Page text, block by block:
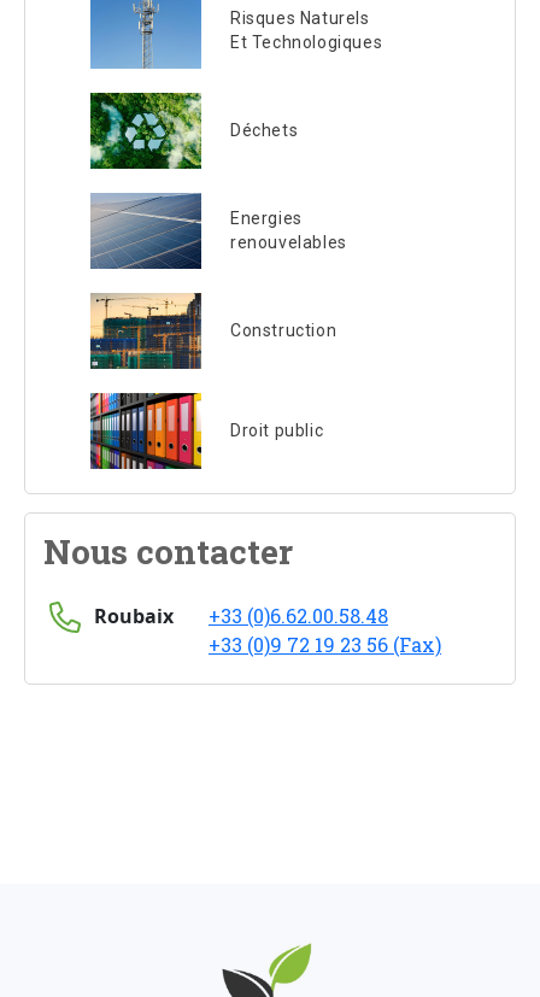
Risques Naturels
Et Technologiques
Déchets
Energies
renouvelables
Construction
Droit public
Nous contacter
Roubaix
+33 (0)6.62.00.58.48
+33 (0)9 72 19 23 56 (Fax)